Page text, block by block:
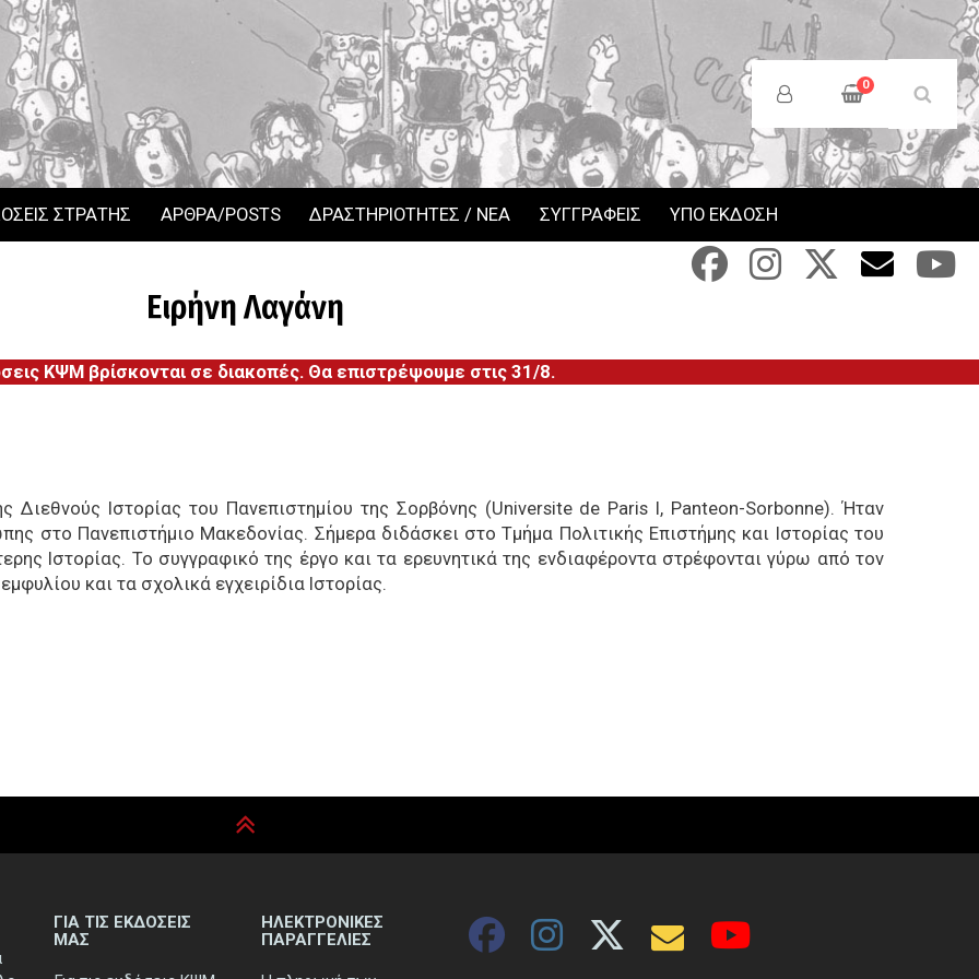
Anonymous
Users
Menu
0
ΣΤΡΑΤΗΣ ΑΡΘΡΑ/POSTS ΔΡΑΣΤΗΡΙΟΤΗΤΕΣ / ΝΕΑ ΣΥΓΓΡΑΦΕΙΣ ΥΠΟ ΕΚΔΟΣΗ
Ειρήνη Λαγάνη
ΚΨΜ βρίσκονται σε διακοπές. Θα επιστρέψουμε στις 31/8.
Διεθνούς Ιστορίας του Πανεπιστημίου της Σορβόνης (Universite de Paris I, Panteon-Sorbonne). Ήταν
στο Πανεπιστήμιο Μακεδονίας. Σήμερα διδάσκει στο Τμήμα Πολιτικής Επιστήμης και Ιστορίας του
Ιστορίας. Το συγγραφικό της έργο και τα ερευνητικά της ενδιαφέροντα στρέφονται γύρω από τον
και τα σχολικά εγχειρίδια Ιστορίας.
ΓΙΑ ΤΙΣ ΕΚΔΟΣΕΙΣ
ΜΑΣ
ΗΛΕΚΤΡΟΝΙΚΕΣ
ΠΑΡΑΓΓΕΛΙΕΣ